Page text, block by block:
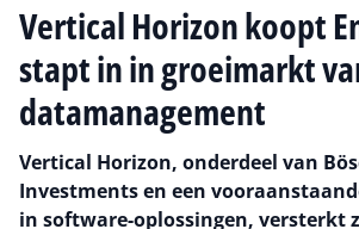
Vertical Horizon koopt
stapt in in groeimarkt
datamanagement
Vertical Horizon, onderdeel van
Investments en een
in software-oplossingen, versterkt